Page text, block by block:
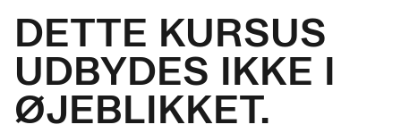
DETTE KURSUS
UDBYDES IKKE I
ØJEBLIKKET.